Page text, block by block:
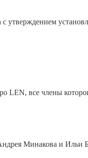
утверждением
LEN, все члены
Минакова и Ильи